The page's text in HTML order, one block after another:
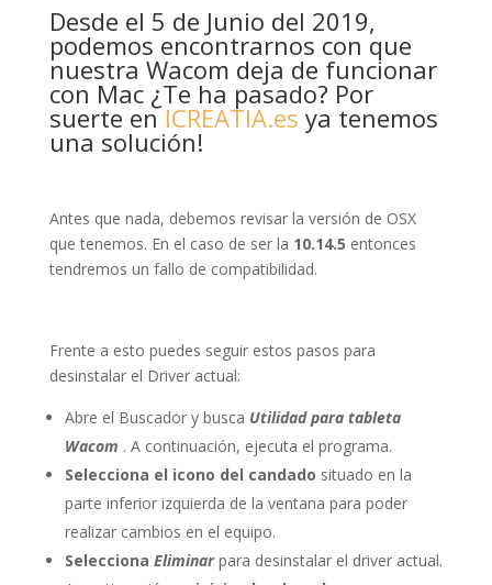
Desde el 5 de Junio del 2019,
podemos encontrarnos con que
nuestra Wacom deja de funcionar
con Mac ¿Te ha pasado? Por
suerte enICREATIA.es ya tenemos
una solución!
Antes que nada, debemos revisar la versión de OSX
que tenemos. En el caso de ser la 10.14.5 entonces
tendremos un fallo de compatibilidad.
Frente a esto puedes seguir estos pasos para
desinstalar el Driver actual:
Abre el Buscador y busca Utilidad para tableta
Wacom . A continuación, ejecuta el programa.
Selecciona el icono del candado situado en la
parte inferior izquierda de la ventana para poder
realizar cambios en el equipo.
Selecciona Eliminarpara desinstalar el driver actual.